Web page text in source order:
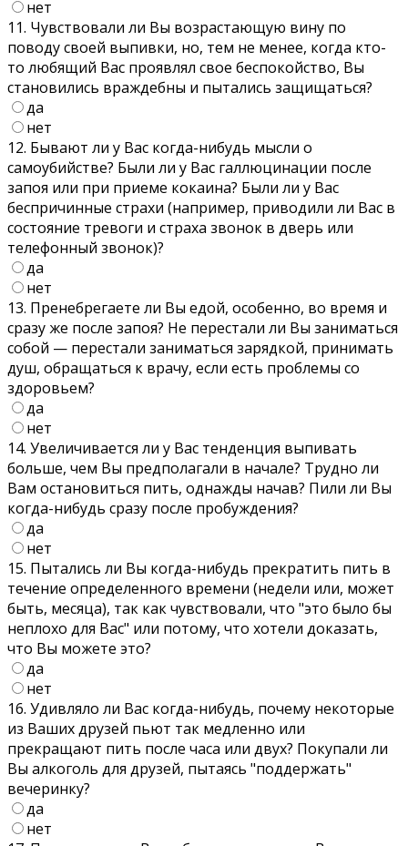
нет
11. Чувствовали ли Вы возрастающую вину по
поводу своей выпивки, но, тем не менее, когда кто-
то любящий Вас проявлял свое беспокойство, Вы
становились враждебны и пытались защищаться?
да
нет
12. Бывают ли у Вас когда-нибудь мысли о
самоубийстве? Были ли у Вас галлюцинации после
запоя или при приеме кокаина? Были ли у Вас
беспричинные страхи (например, приводили ли Вас в
состояние тревоги и страха звонок в дверь или
телефонный звонок)?
да
нет
13. Пренебрегаете ли Вы едой, особенно, во время и
сразу же после запоя? Не перестали ли Вы заниматься
собой — перестали заниматься зарядкой, принимать
душ, обращаться к врачу, если есть проблемы со
здоровьем?
да
нет
14. Увеличивается ли у Вас тенденция выпивать
больше, чем Вы предполагали в начале? Трудно ли
Вам остановиться пить, однажды начав? Пили ли Вы
когда-нибудь сразу после пробуждения?
да
нет
15. Пытались ли Вы когда-нибудь прекратить пить в
течение определенного времени (недели или, может
быть, месяца), так как чувствовали, что "это было бы
неплохо для Вас" или потому, что хотели доказать,
что Вы можете это?
да
нет
16. Удивляло ли Вас когда-нибудь, почему некоторые
из Ваших друзей пьют так медленно или
прекращают пить после часа или двух? Покупали ли
Вы алкоголь для друзей, пытаясь "поддержать"
вечеринку?
да
нет